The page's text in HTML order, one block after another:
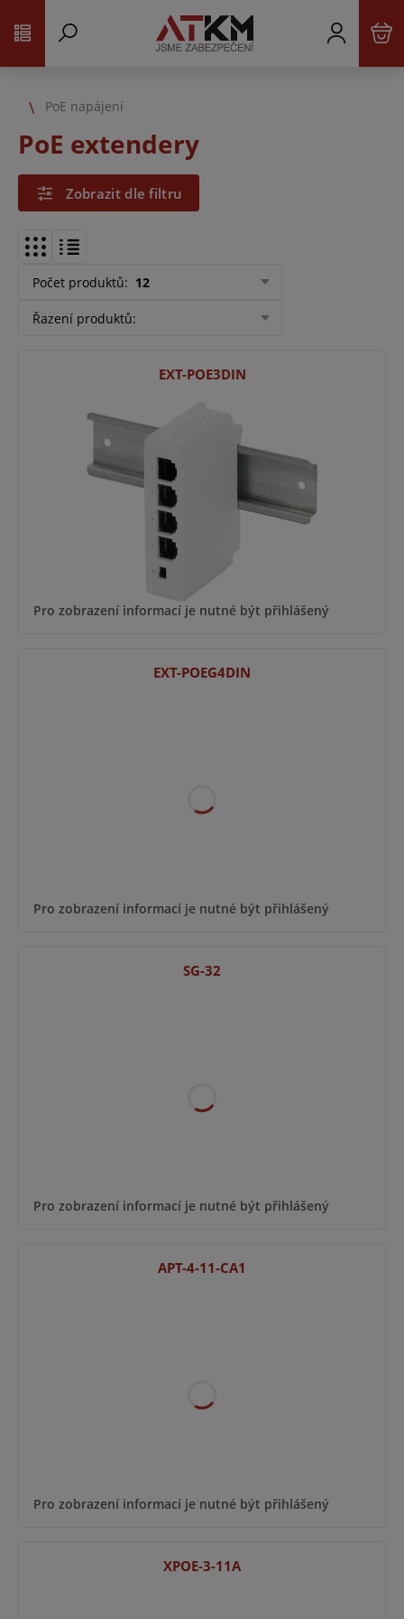
PoE napájení
PoE extendery
Zobrazit dle filtru
Počet produktů: 12
Řazení produktů:
EXT-POE3DIN
Pro zobrazení informací je nutné být přihlášený
EXT-POEG4DIN
Pro zobrazení informací je nutné být přihlášený
SG-32
Pro zobrazení informací je nutné být přihlášený
APT-4-11-CA1
Pro zobrazení informací je nutné být přihlášený
XPOE-3-11A